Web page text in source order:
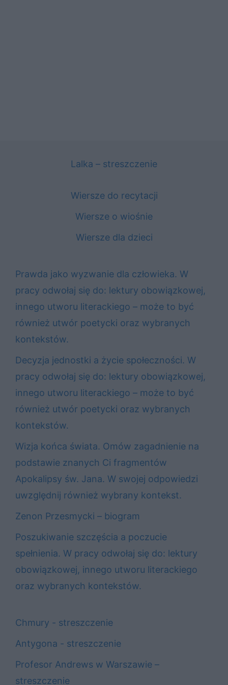
Lalka – streszczenie
Wiersze do recytacji
Wiersze o wiośnie
Wiersze dla dzieci
Prawda jako wyzwanie dla człowieka. W
pracy odwołaj się do: lektury obowiązkowej,
innego utworu literackiego – może to być
również utwór poetycki oraz wybranych
kontekstów.
Decyzja jednostki a życie społeczności. W
pracy odwołaj się do: lektury obowiązkowej,
innego utworu literackiego – może to być
również utwór poetycki oraz wybranych
kontekstów.
Wizja końca świata. Omów zagadnienie na
podstawie znanych Ci fragmentów
Apokalipsy św. Jana. W swojej odpowiedzi
uwzględnij również wybrany kontekst.
Zenon Przesmycki – biogram
Poszukiwanie szczęścia a poczucie
spełnienia. W pracy odwołaj się do: lektury
obowiązkowej, innego utworu literackiego
oraz wybranych kontekstów.
Chmury - streszczenie
Antygona - streszczenie
Profesor Andrews w Warszawie –
streszczenie